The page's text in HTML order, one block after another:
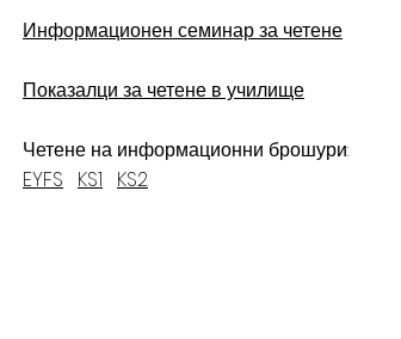
Информационен семинар за четене
Показалци за четене в училище
Четене на информационни брошури:
EYFS
KS1 KS2